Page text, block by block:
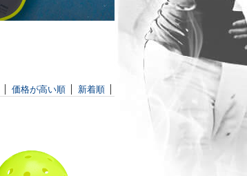
価格が高い順 新着順